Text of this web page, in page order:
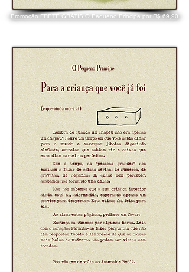
Promoção FRETE GRÁTIS O Pequeno Príncipe por R$ 69,90